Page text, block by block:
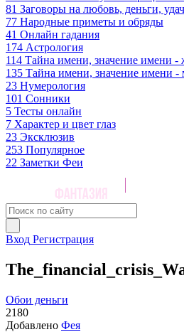
81 Заговоры на любовь, деньги,
77 Народные приметы и обряды
41 Онлайн гадания
174 Астрология
114 Тайна имени, значение имени -
135 Тайна имени, значение имени -
23 Нумерология
101 Сонники
5 Тесты онлайн
7 Характер и цвет глаз
23 Эксклюзив
253 Популярное
22 Заметки Феи
Вход Регистрация
Обои деньги
2180
Добавлено Фея